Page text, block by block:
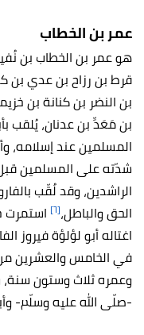
عمر بن الخطاب
هو عمر بن الخطاب بن
قرط بن رزاح بن عدي بن
بن النضر بن كنانة بن
بن مَعَدِّ بن عدنان، يُلقب
المسلمين عند
شدّته على المسلمين
الراشدين، وقد لُقّب
الحق والباطل،[٦]
استمرت
اغتاله أبو لؤلؤة
في الخامس والعشرين
وعمره ثلاث وستون
-صلّى الله عليه وسلّم-